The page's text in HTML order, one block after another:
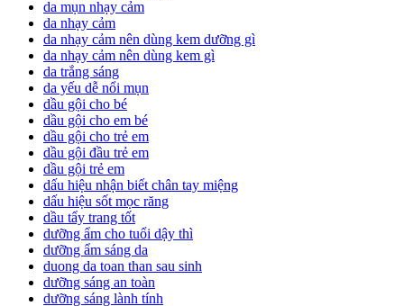
da mụn nhạy cảm
da nhạy cảm
da nhạy cảm nên dùng kem dưỡng gì
da nhạy cảm nên dùng kem gì
da trắng sáng
da yếu dễ nổi mụn
dầu gội cho bé
dầu gội cho em bé
dầu gội cho trẻ em
dầu gội đầu trẻ em
dầu gội trẻ em
dấu hiệu nhận biết chân tay miệng
dấu hiệu sốt mọc răng
dầu tẩy trang tốt
dưỡng ẩm cho tuổi dậy thì
dưỡng ẩm sáng da
duong da toan than sau sinh
dưỡng sáng an toàn
dưỡng sáng lành tính